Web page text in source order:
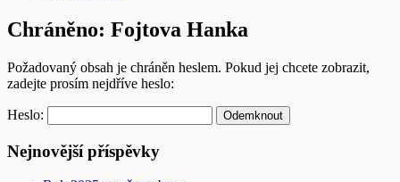
Chráněno: Fojtova Hanka
Požadovaný obsah je chráněn heslem. Pokud jej chcete zobrazit,
zadejte prosím nejdříve heslo:
Heslo:
Nejnovější příspěvky